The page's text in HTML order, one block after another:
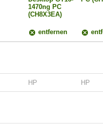
1470ng PC
(CH8X3EA)
entfernen
HP HP